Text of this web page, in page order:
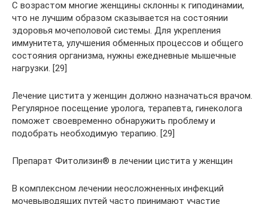
С возрастом многие женщины склонны к гиподинамии,
что не лучшим образом сказывается на состоянии
здоровья мочеполовой системы. Для укрепления
иммунитета, улучшения обменных процессов и общего
состояния организма, нужны ежедневные мышечные
нагрузки. [29]
Лечение цистита у женщин должно назначаться врачом.
Регулярное посещение уролога, терапевта, гинеколога
поможет своевременно обнаружить проблему и
подобрать необходимую терапию. [29]
Препарат Фитолизин® в лечении цистита у женщин
В комплексном лечении неосложненных инфекций
мочевыводящих путей часто принимают участие